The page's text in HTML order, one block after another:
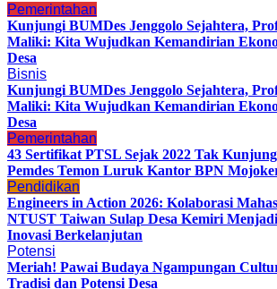
Pemerintahan
Kunjungi BUMDes Jenggolo Sejahtera,
Maliki: Kita Wujudkan Kemandirian
Desa
Bisnis
Kunjungi BUMDes Jenggolo Sejahtera,
Maliki: Kita Wujudkan Kemandirian
Desa
Pemerintahan
43 Sertifikat PTSL Sejak 2022 Tak
Pemdes Temon Luruk Kantor BPN
Pendidikan
Engineers in Action 2026: Kolaborasi
NTUST Taiwan Sulap Desa Kemiri
Inovasi Berkelanjutan
Potensi
Meriah! Pawai Budaya Ngampungan
Tradisi dan Potensi Desa